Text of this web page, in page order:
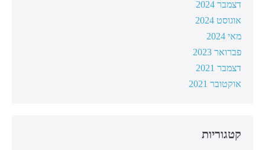
דצמבר 2024
אוגוסט 2024
מאי 2024
פברואר 2023
דצמבר 2021
אוקטובר 2021
קטגוריות